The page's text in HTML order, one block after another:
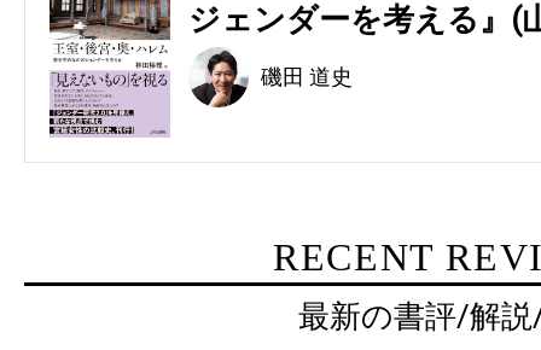
ジェンダーを考える』(
磯田 道史
RECENT
最新の書評/解